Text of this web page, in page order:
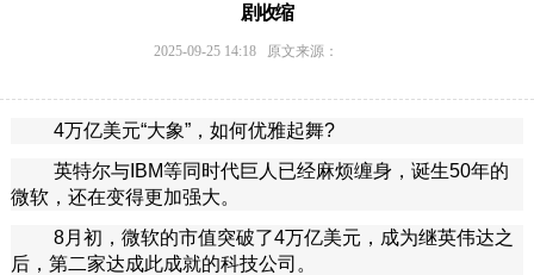
剧收缩
2025-09-25 14:18
财
网
·www.xsgou.com
原文来源：
4万亿美元“大象”，如何优雅起舞?
英特尔与IBM等同时代巨人已经麻烦缠身，诞生50年的
微软，还在变得更加强大。
8月初，微软的市值突破了4万亿美元，成为继英伟达之
后，第二家达成此成就的科技公司。